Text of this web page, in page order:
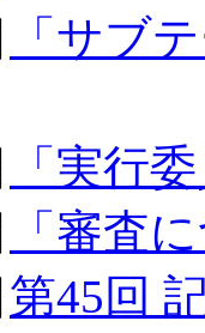
「サブ
「実行
「審査
第45回